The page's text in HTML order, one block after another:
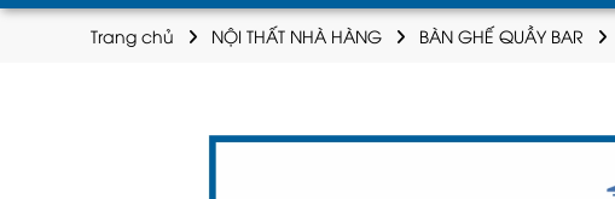
Trang chủ NỘI THẤT NHÀ HÀNG BÀN GHẾ QUẦY BAR